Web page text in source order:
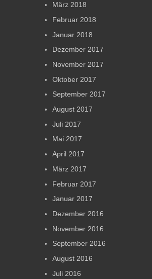
März 2018
Februar 2018
Januar 2018
Dezember 2017
November 2017
Oktober 2017
September 2017
August 2017
Juli 2017
Mai 2017
April 2017
März 2017
Februar 2017
Januar 2017
Dezember 2016
November 2016
September 2016
August 2016
Juli 2016